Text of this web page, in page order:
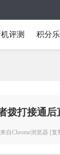
评测 积分
拨打接通后
来自Chrome浏览器 [复